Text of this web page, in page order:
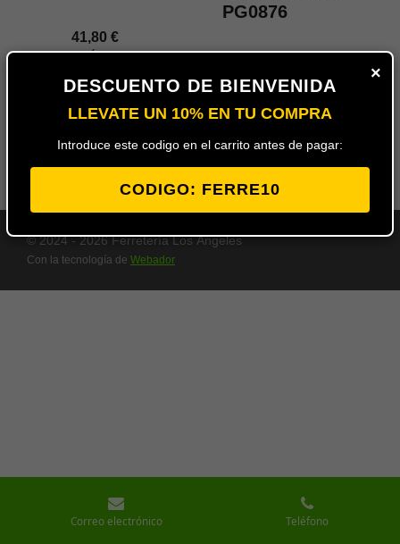
PG0876
41,80 €
Envío gratis
Añadir
al
© 2024 - 2026 Ferretería Los Ángeles
Con la tecnología de Webador
Correo electrónico Teléfono
×
DESCUENTO DE BIENVENIDA
LLEVATE UN 10% EN TU COMPRA
Introduce este codigo en el carrito antes de pagar:
CODIGO: FERRE10